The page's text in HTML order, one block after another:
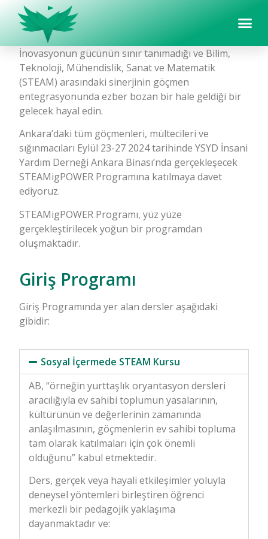
İnovasyonun gücünün sınır tanımadığı ve Bilim,
Teknoloji, Mühendislik, Sanat ve Matematik
(STEAM) arasındaki sinerjinin göçmen
entegrasyonunda ezber bozan bir hale geldiği bir
gelecek hayal edin.
Ankara’daki tüm göçmenleri, mültecileri ve
sığınmacıları Eylül 23-27 2024 tarihinde YSYD İnsani
Yardım Derneği Ankara Binası’nda gerçekleşecek
STEAMigPOWER Programına katılmaya davet
ediyoruz.
STEAMigPOWER Programı, yüz yüze
gerçekleştirilecek yoğun bir programdan
oluşmaktadır.
Giriş Programı
Giriş Programında yer alan dersler aşağıdaki
gibidir:
Sosyal İçermede STEAM Kursu
AB, “örneğin yurttaşlık oryantasyon dersleri
aracılığıyla ev sahibi toplumun yasalarının,
kültürünün ve değerlerinin zamanında
anlaşılmasının, göçmenlerin ev sahibi topluma
tam olarak katılmaları için çok önemli
olduğunu” kabul etmektedir.
Ders, gerçek veya hayali etkileşimler yoluyla
deneysel yöntemleri birleştiren öğrenci
merkezli bir pedagojik yaklaşıma
dayanmaktadır ve: